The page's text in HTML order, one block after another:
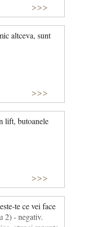
>>>
altceva, sunt
>>>
lift, butoanele
>>>
te ce vei face
2) - negativ.